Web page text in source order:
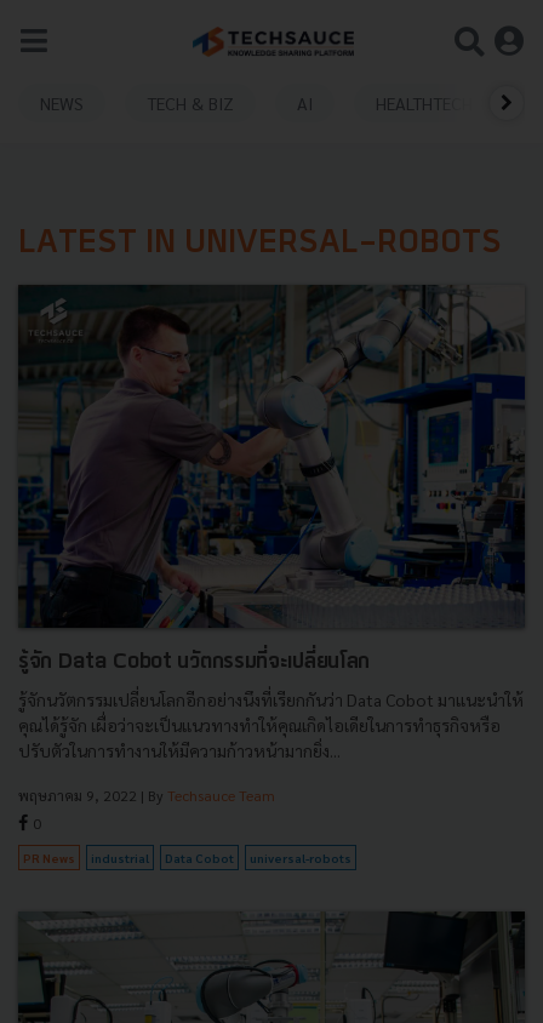
NEWS TECH & BIZ AI HEALTHTECH
LATEST IN UNIVERSAL-ROBOTS
รู้จัก Data Cobot นวัตกรรมที่จะเปลี่ยนโลก
รู้จักนวัตกรรมเปลี่ยนโลกอีกอย่างนึงที่เรียกกันว่า Data Cobot มาแนะนำให้
คุณได้รู้จัก เผื่อว่าจะเป็นแนวทางทำให้คุณเกิดไอเดียในการทำธุรกิจหรือ
ปรับตัวในการทำงานให้มีความก้าวหน้ามากยิ่ง...
พฤษภาคม 9, 2022 | By Techsauce Team
0
PR News industrial Data Cobot universal-robots